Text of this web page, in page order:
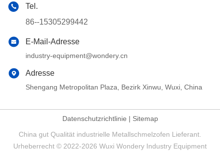
Tel.
86--15305299442
E-Mail-Adresse
industry-equipment@wondery.cn
Adresse
Shengang Metropolitan Plaza, Bezirk Xinwu, Wuxi, China
Datenschutzrichtlinie | Sitemap
China gut Qualität industrielle Metallschmelzofen Lieferant.
Urheberrecht © 2022-2026 Wuxi Wondery Industry Equipment